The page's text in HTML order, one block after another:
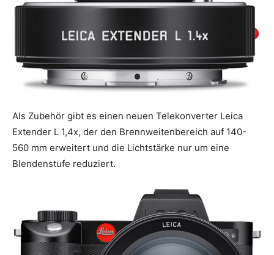
Als Zubehör gibt es einen neuen Telekonverter Leica
Extender L 1,4x, der den Brennweitenbereich auf 140-
560 mm erweitert und die Lichtstärke nur um eine
Blendenstufe reduziert.